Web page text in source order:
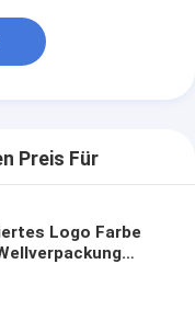
Preis Für
Logo Farbe